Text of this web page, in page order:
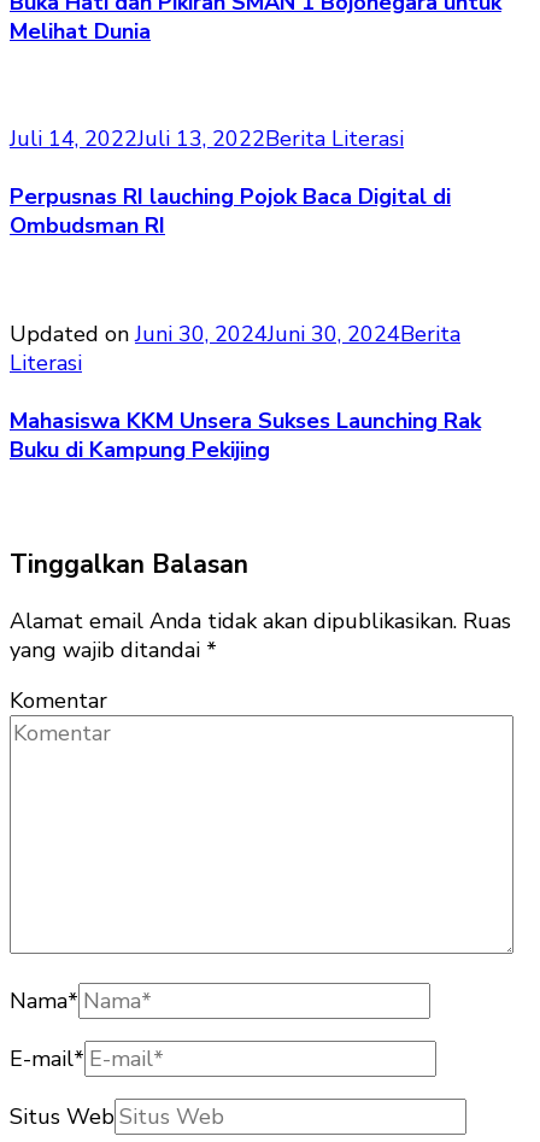
Melihat Dunia
Juli 14, 2022Juli 13, 2022Berita Literasi
Perpusnas RI lauching Pojok Baca Digital di
Ombudsman RI
Updated onJuni 30, 2024Juni 30, 2024Berita
Literasi
Mahasiswa KKM Unsera Sukses Launching Rak
Buku di Kampung Pekijing
Tinggalkan Balasan
Alamat email Anda tidak akan dipublikasikan. Ruas
yang wajib ditandai *
Komentar
Nama*
E-mail*
Situs Web